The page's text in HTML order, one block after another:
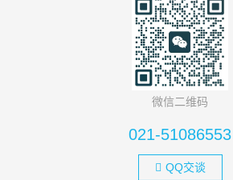
微信二维码
021-51086553
QQ交谈